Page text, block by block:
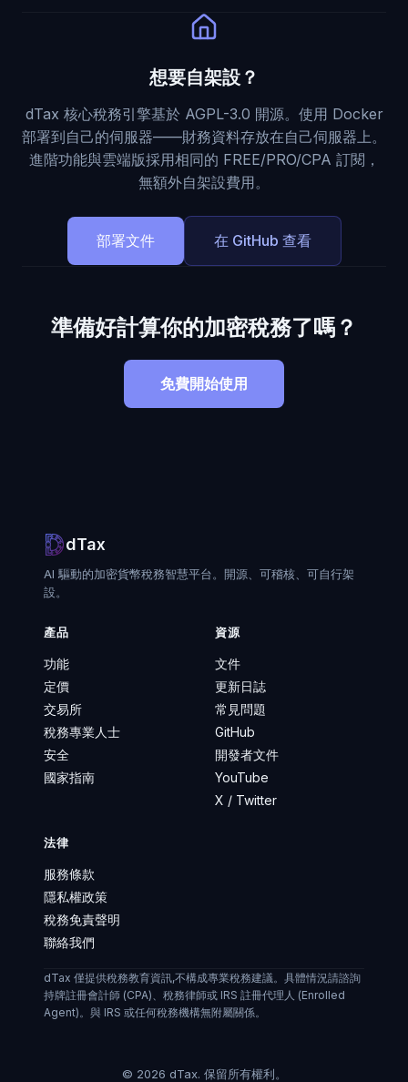
想要自架設？
dTax 核心稅務引擎基於 AGPL-3.0 開源。使用 Docker
部署到自己的伺服器——財務資料存放在自己伺服器上。
進階功能與雲端版採用相同的 FREE/PRO/CPA 訂閱，
無額外自架設費用。
部署文件 在 GitHub 查看
準備好計算你的加密稅務了嗎？
免費開始使用
dTax
AI 驅動的加密貨幣稅務智慧平台。開源、可稽核、可自行架
設。
產品
功能
定價
交易所
稅務專業人士
安全
國家指南
資源
文件
更新日誌
常見問題
GitHub
開發者文件
YouTube
X / Twitter
法律
服務條款
隱私權政策
稅務免責聲明
聯絡我們
dTax 僅提供稅務教育資訊,不構成專業稅務建議。具體情況請諮詢
持牌註冊會計師 (CPA)、稅務律師或 IRS 註冊代理人 (Enrolled
Agent)。與 IRS 或任何稅務機構無附屬關係。
© 2026 dTax. 保留所有權利。